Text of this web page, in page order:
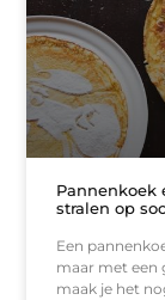
Pannenkoek
stralen op
Een
maar met een
maak je het